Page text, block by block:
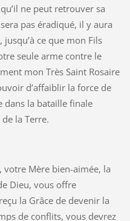
ne peut retrouver sa
pas éradiqué, il y aura
ce que mon Fils
seule arme contre le
mon Très Saint Rosaire
d’affaiblir la force de
dans la bataille finale
la Terre.
votre Mère bien-aimée, la
Dieu, vous offre
la Grâce de devenir la
de conflits, vous devrez